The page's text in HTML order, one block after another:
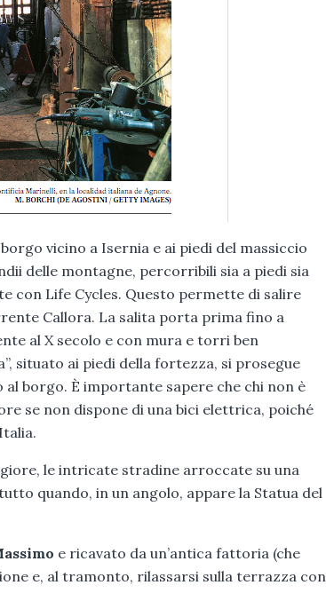
vicino a Isernia e ai piedi del massiccio
delle montagne, percorribili sia a piedi sia
con Life Cycles. Questo permette di salire
Callora. La salita porta prima fino a
al X secolo e con mura e torri ben
situato ai piedi della fortezza, si prosegue
borgo. È importante sapere che chi non è
se non dispone di una bici elettrica, poiché
le intricate stradine arroccate su una
quando, in un angolo, appare la Statua del
e ricavato da un’antica fattoria (che
e, al tramonto, rilassarsi sulla terrazza con